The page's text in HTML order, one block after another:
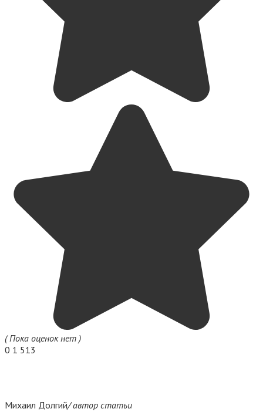
( Пока оценок нет )
0 1 513
Михаил Долгий/ автор статьи